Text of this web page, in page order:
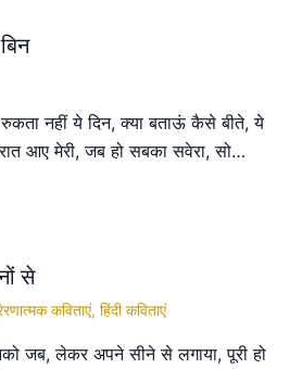
नहीं ये दिन, क्या बताऊं कैसे बीते, ये
आए मेरी, जब हो सबका सवेरा, सो…
से
कविताएं, हिंदी कविताएं
जब, लेकर अपने सीने से लगाया, पूरी हो